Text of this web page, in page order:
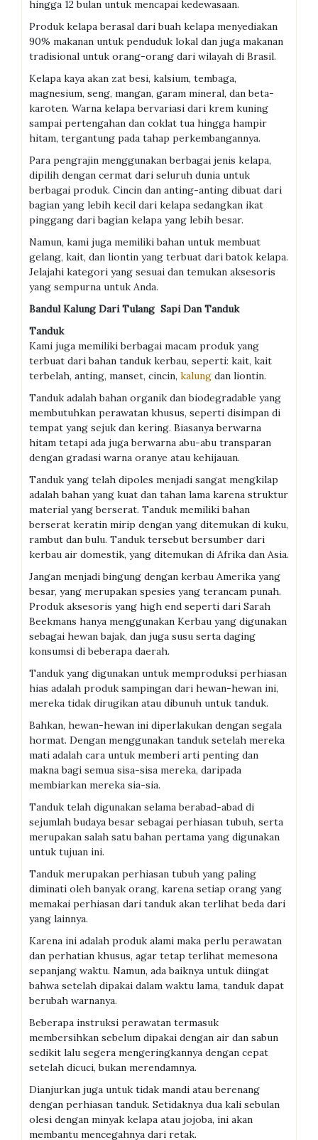
hingga 12 bulan untuk mencapai kedewasaan.
Produk kelapa berasal dari buah kelapa menyediakan
90% makanan untuk penduduk lokal dan juga makanan
tradisional untuk orang-orang dari wilayah di Brasil.
Kelapa kaya akan zat besi, kalsium, tembaga,
magnesium, seng, mangan, garam mineral, dan beta-
karoten. Warna kelapa bervariasi dari krem kuning
sampai pertengahan dan coklat tua hingga hampir
hitam, tergantung pada tahap perkembangannya.
Para pengrajin menggunakan berbagai jenis kelapa,
dipilih dengan cermat dari seluruh dunia untuk
berbagai produk. Cincin dan anting-anting dibuat dari
bagian yang lebih kecil dari kelapa sedangkan ikat
pinggang dari bagian kelapa yang lebih besar.
Namun, kami juga memiliki bahan untuk membuat
gelang, kait, dan liontin yang terbuat dari batok kelapa.
Jelajahi kategori yang sesuai dan temukan aksesoris
yang sempurna untuk Anda.
Bandul Kalung Dari Tulang Sapi Dan Tanduk
Tanduk
Kami juga memiliki berbagai macam produk yang
terbuat dari bahan tanduk kerbau, seperti: kait, kait
terbelah, anting, manset, cincin, kalung dan liontin.
Tanduk adalah bahan organik dan biodegradable yang
membutuhkan perawatan khusus, seperti disimpan di
tempat yang sejuk dan kering. Biasanya berwarna
hitam tetapi ada juga berwarna abu-abu transparan
dengan gradasi warna oranye atau kehijauan.
Tanduk yang telah dipoles menjadi sangat mengkilap
adalah bahan yang kuat dan tahan lama karena struktur
material yang berserat. Tanduk memiliki bahan
berserat keratin mirip dengan yang ditemukan di kuku,
rambut dan bulu. Tanduk tersebut bersumber dari
kerbau air domestik, yang ditemukan di Afrika dan Asia.
Jangan menjadi bingung dengan kerbau Amerika yang
besar, yang merupakan spesies yang terancam punah.
Produk aksesoris yang high end seperti dari Sarah
Beekmans hanya menggunakan Kerbau yang digunakan
sebagai hewan bajak, dan juga susu serta daging
konsumsi di beberapa daerah.
Tanduk yang digunakan untuk memproduksi perhiasan
hias adalah produk sampingan dari hewan-hewan ini,
mereka tidak dirugikan atau dibunuh untuk tanduk.
Bahkan, hewan-hewan ini diperlakukan dengan segala
hormat. Dengan menggunakan tanduk setelah mereka
mati adalah cara untuk memberi arti penting dan
makna bagi semua sisa-sisa mereka, daripada
membiarkan mereka sia-sia.
Tanduk telah digunakan selama berabad-abad di
sejumlah budaya besar sebagai perhiasan tubuh, serta
merupakan salah satu bahan pertama yang digunakan
untuk tujuan ini.
Tanduk merupakan perhiasan tubuh yang paling
diminati oleh banyak orang, karena setiap orang yang
memakai perhiasan dari tanduk akan terlihat beda dari
yang lainnya.
Karena ini adalah produk alami maka perlu perawatan
dan perhatian khusus, agar tetap terlihat memesona
sepanjang waktu. Namun, ada baiknya untuk diingat
bahwa setelah dipakai dalam waktu lama, tanduk dapat
berubah warnanya.
Beberapa instruksi perawatan termasuk
membersihkan sebelum dipakai dengan air dan sabun
sedikit lalu segera mengeringkannya dengan cepat
setelah dicuci, bukan merendamnya.
Dianjurkan juga untuk tidak mandi atau berenang
dengan perhiasan tanduk. Setidaknya dua kali sebulan
olesi dengan minyak kelapa atau jojoba, ini akan
membantu mencegahnya dari retak.